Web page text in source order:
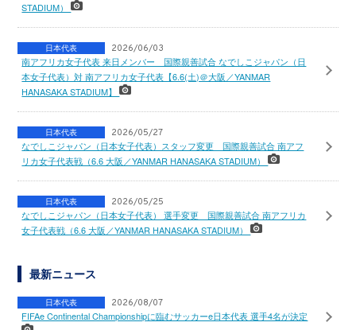
STADIUM）
日本代表 2026/06/03
南アフリカ女子代表 来日メンバー 国際親善試合 なでしこジャパン（日
本女子代表）対 南アフリカ女子代表【6.6(土)＠大阪／YANMAR
HANASAKA STADIUM】
日本代表 2026/05/27
なでしこジャパン（日本女子代表）スタッフ変更 国際親善試合 南アフ
リカ女子代表戦（6.6 大阪／YANMAR HANASAKA STADIUM）
日本代表 2026/05/25
なでしこジャパン（日本女子代表） 選手変更 国際親善試合 南アフリカ
女子代表戦（6.6 大阪／YANMAR HANASAKA STADIUM）
最新ニュース
日本代表 2026/08/07
FIFAe Continental Championshipに臨むサッカーe日本代表 選手4名が決定